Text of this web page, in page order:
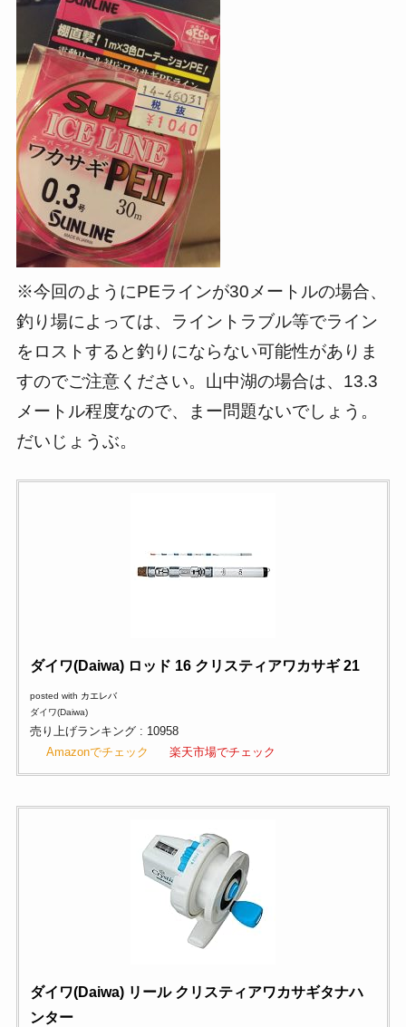
※今回のようにPEラインが30メートルの場合、
釣り場によっては、ライントラブル等でライン
をロストすると釣りにならない可能性がありま
すのでご注意ください。山中湖の場合は、13.3
メートル程度なので、まー問題ないでしょう。
だいじょうぶ。
ダイワ(Daiwa) ロッド 16 クリスティアワカサギ 21
posted with カエレバ
ダイワ(Daiwa)
売り上げランキング : 10958
Amazonでチェック
楽天市場でチェック
ダイワ(Daiwa) リール クリスティアワカサギタナハ
ンター